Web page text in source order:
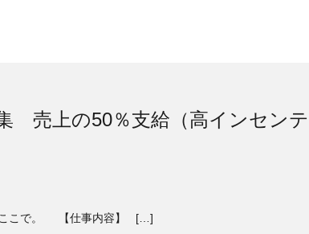
売上の50％支給（高インセンテ
ここで。 【仕事内容】 […]